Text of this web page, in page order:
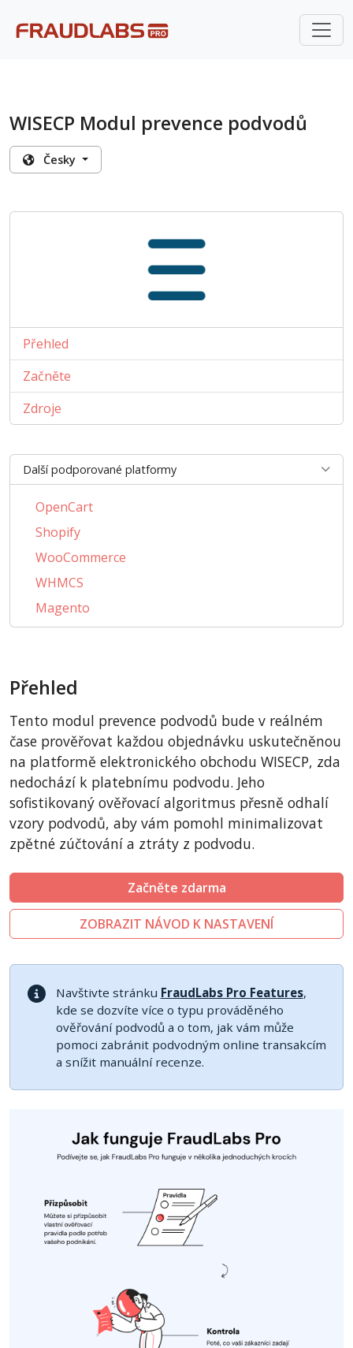
WISECP Modul prevence podvodů
Česky
Přehled
Začněte
Zdroje
Další podporované platformy
OpenCart
Shopify
WooCommerce
WHMCS
Magento
PrestaShop
AbanteCart
LiteCart
ZenCart
PinnacleCart
FoxyCart
Easy Digital Downloads
Ecwid by Lightspeed
ThirtyBees
Shopware
Sylius
Přehled
Tento modul prevence podvodů bude v reálném
čase prověřovat každou objednávku uskutečněnou
na platformě elektronického obchodu WISECP, zda
nedochází k platebnímu podvodu. Jeho
sofistikovaný ověřovací algoritmus přesně odhalí
vzory podvodů, aby vám pomohl minimalizovat
zpětné zúčtování a ztráty z podvodu.
Začněte zdarma
ZOBRAZIT NÁVOD K NASTAVENÍ
Navštivte stránku FraudLabs Pro Features,
kde se dozvíte více o typu prováděného
ověřování podvodů a o tom, jak vám může
pomoci zabránit podvodným online transakcím
a snížit manuální recenze.